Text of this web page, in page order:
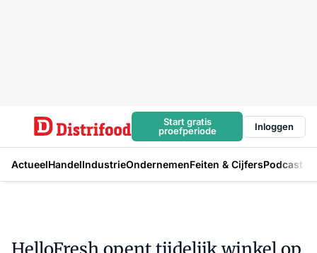
Start gratis
proefperiode
Inloggen
ActueelHandelIndustrieOndernemenFeiten & CijfersPodcast